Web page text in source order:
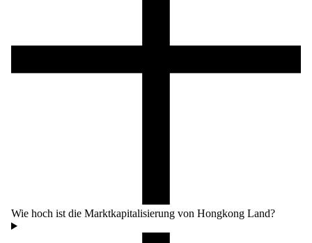
Wie hoch ist die Marktkapitalisierung von Hongkong Land?